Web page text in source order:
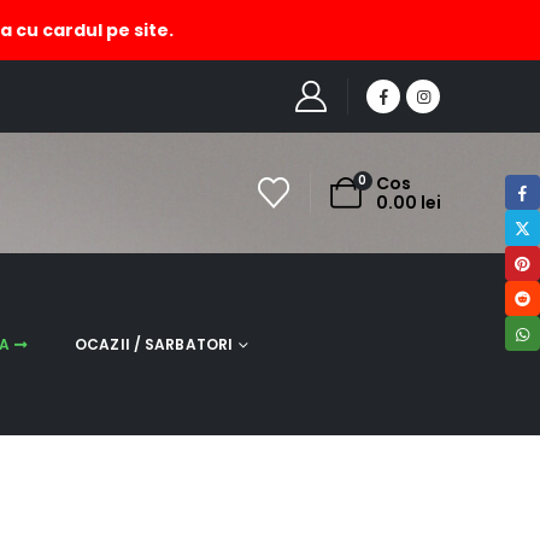
cu cardul pe site.
0
Cos
0.00 lei
OCAZII / SARBATORI
HOME
MAGAZIN
GLOB LEMN PENTRU CRACIUN, SNOWMAN IN MARGARITA